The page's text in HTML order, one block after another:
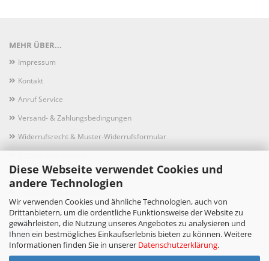
Diese Webseite verwendet Cookies und
andere Technologien
Wir verwenden Cookies und ähnliche Technologien, auch von
Drittanbietern, um die ordentliche Funktionsweise der Website zu
gewährleisten, die Nutzung unseres Angebotes zu analysieren und
Ihnen ein bestmögliches Einkaufserlebnis bieten zu können. Weitere
Informationen finden Sie in unserer Datenschutzerklärung.
MEHR ÜBER...
Impressum
Kontakt
Anruf Service
Versand- & Zahlungsbedingungen
Widerrufsrecht & Muster-Widerrufsformular
AGB
Privatsphäre und Datenschutz
Cookie Einstellungen